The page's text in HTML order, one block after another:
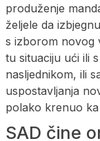
produženje
željele da
s izborom novog
tu situaciju ući ili
nasljednikom, ili
uspostavljanja
polako krenuo
SAD čine